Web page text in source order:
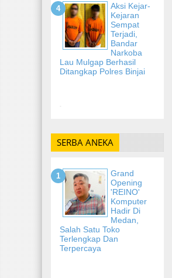
Aksi Kejar-
Kejaran
Sempat
Terjadi,
Bandar
Narkoba
Lau Mulgap Berhasil
Ditangkap Polres Binjai
-
SERBA ANEKA
Grand
Opening
'REINO'
Komputer
Hadir Di
Medan,
Salah Satu Toko
Terlengkap Dan
Terpercaya